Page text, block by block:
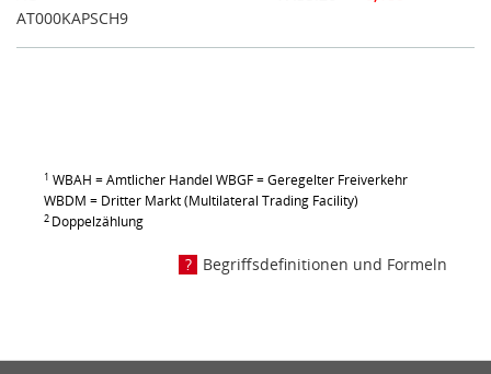
AT000KAPSCH9
1 WBAH = Amtlicher Handel WBGF = Geregelter Freiverkehr
WBDM = Dritter Markt (Multilateral Trading Facility)
2 Doppelzählung
Begriffsdefinitionen und Formeln